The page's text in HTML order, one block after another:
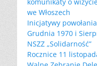
we Włoszech
Inicjatywy
Grudnia 1970 i
NSZZ „Solidarność”
Rocznice 11